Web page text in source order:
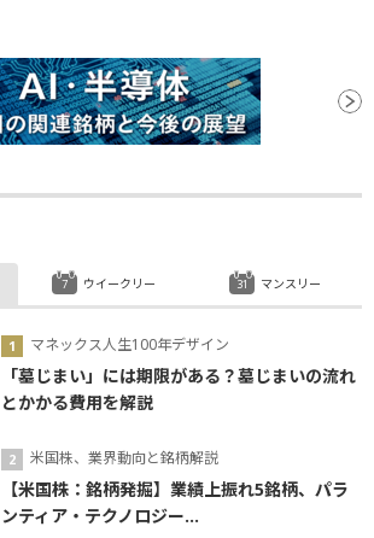
マネックス人生100年デザイン
「墓じまい」には期限がある？墓じまいの流れ
とかかる費用を解説
米国株、業界動向と銘柄解説
【米国株：銘柄発掘】業績上振れ5銘柄、パラ
ンティア・テクノロジー...
ウイークリー マンスリー